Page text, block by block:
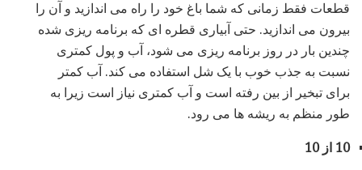
قطعات فقط زمانی که شما باغ خود را راه می اندازید و آن را
بیرون می اندازید. حتی آبیاری قطره ای که برنامه ریزی شده
چندین بار در روز برنامه ریزی می شود، آب و پول کمتری
نسبت به جذب خوب با یک شل استفاده می کند. آب کمتر
برای تبخیر از بین رفته است و آب کمتری نیاز است زیرا به
طور منظم به ریشه ها می رود.
10 از 10